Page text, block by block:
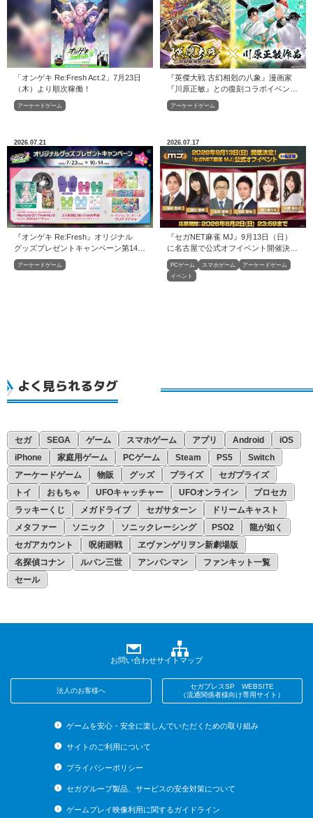
アーケードゲーム
「オンゲキ Re:Fresh Act.2」7月23日
（木）より順次稼働！
アーケードゲーム
『英傑大戦 古幻相剋の八象』漫画家
『川原正敏』との復刻コラボイベント
を本日より開始！
2026.07.21
アーケードゲーム
『オンゲキ Re:Fresh』オリジナル
グッズプレゼントキャンペーン第14弾
開催！
2026.07.17
PCゲーム スマホゲーム
アーケードゲーム
イベント
『セガNET麻雀 MJ』9月13日（日）
に名古屋で公式オフイベント開催決
定！
よく見られるタグ
セガ SEGA ゲーム スマホゲーム アプリ Android
iOS
iPhone
家庭用ゲーム PCゲーム Steam PS5
Switch
アーケードゲーム
物販 グッズ プライズ
セガプライズ
トイ
おもちゃ UFOキャッチャー UFOオンライン
プロセカ
ラッキーくじ
メガドライブ セガサターン
ドリームキャスト
メタファー
ソニック ソニックレーシング PSO2
龍が如く
セガアカウント
呪術廻戦
ヱヴァンゲリヲン新劇場版
名探偵コナン
ルパン三世 アンパンマン
ファンキット一覧
セール
お問い合わせサイトマップ
法人のお客様へ
セガプレスSP WEBSITE
（流通関係者様向け専用サイト）
ゲームを安心・安全に楽しんでいただくための取り組み
サイトのご利用について
プライバシーポリシー
セガグループ製品、サービスの安全対策について
ゲームプレイ映像利用に関するガイドライン